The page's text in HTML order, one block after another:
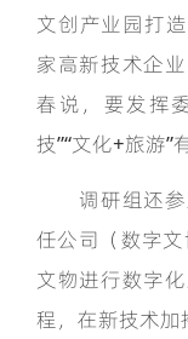
文创产业园打
家高新技术企
春说，要发挥
技”“文化+旅游”
调研组还参
任公司（数字
文物进行数字
程，在新技术加